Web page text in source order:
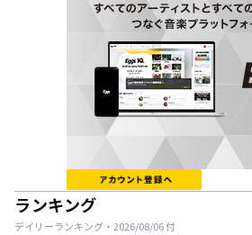
ランキング
デイリーランキング・ 2026/08/06付